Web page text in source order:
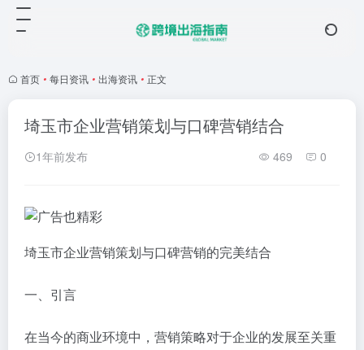
首页 • 每日资讯 • 出海资讯 • 正文
埼玉市企业营销策划与口碑营销结合
1年前发布 469 0
埼玉市企业营销策划与口碑营销的完美结合
一、引言
在当今的商业环境中，营销策略对于企业的发展至关重